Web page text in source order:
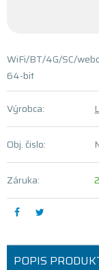
WiFi/BT/4G/SC/
64-bit
Výrobca:
Obj. čislo:
Záruka:
POPIS